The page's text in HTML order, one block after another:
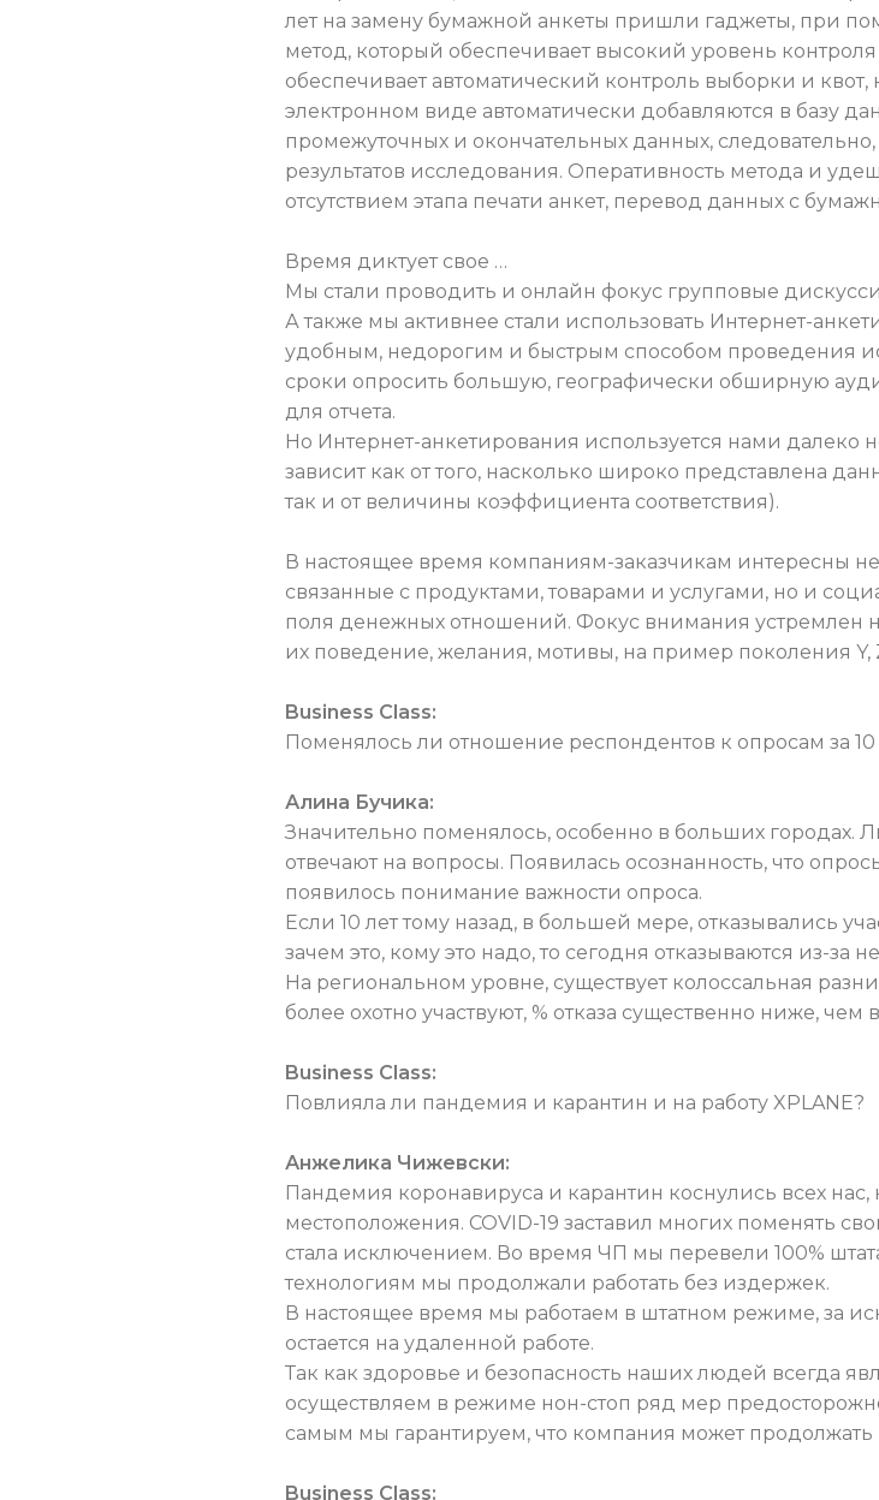
лет на замену бумажной анкеты пришли гаджеты, при
метод, который обеспечивает высокий уровень
обеспечивает автоматический контроль выборки и
электронном виде автоматически добавляются в базу
промежуточных и окончательных данных,
результатов исследования. Оперативность метода и
отсутствием этапа печати анкет, перевод данных с
Время диктует свое …
Мы стали проводить и онлайн фокус групповые
А также мы активнее стали использовать Интернет-
удобным, недорогим и быстрым способом проведения
сроки опросить большую, географически обширную
для отчета.
Но Интернет-анкетирования используется нами далеко
зависит как от того, насколько широко представлена
так и от величины коэффициента соответствия).
В настоящее время компаниям-заказчикам интересны
связанные с продуктами, товарами и услугами, но и
поля денежных отношений. Фокус внимания устремлен
их поведение, желания, мотивы, на пример поколения Y,
Business Class:
Поменялось ли отношение респондентов к опросам за 10
Алина Бучика:
Значительно поменялось, особенно в больших городах.
отвечают на вопросы. Появилась осознанность, что
появилось понимание важности опроса.
Если 10 лет тому назад, в большей мере, отказывались
зачем это, кому это надо, то сегодня отказываются из-за
На региональном уровне, существует колоссальная
более охотно участвуют, % отказа существенно ниже,
Business Class:
Повлияла ли пандемия и карантин и на работу XPLANE?
Анжелика Чижевски:
Пандемия коронавируса и карантин коснулись всех
местоположения. COVID-19 заставил многих поменять
стала исключением. Во время ЧП мы перевели 100%
технологиям мы продолжали работать без издержек.
В настоящее время мы работаем в штатном режиме, за
остается на удаленной работе.
Так как здоровье и безопасность наших людей всегда
осуществляем в режиме нон-стоп ряд мер
самым мы гарантируем, что компания может продолжать
Business Class: